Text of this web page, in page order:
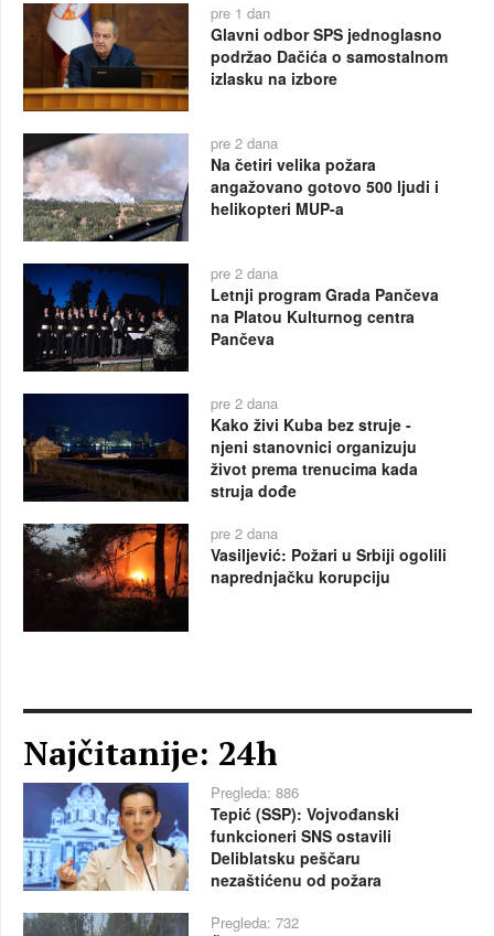
pre 1 dan
Glavni odbor SPS jednoglasno
podržao Dačića o samostalnom
izlasku na izbore
pre 2 dana
Na četiri velika požara
angažovano gotovo 500 ljudi i
helikopteri MUP-a
pre 2 dana
Letnji program Grada Pančeva
na Platou Kulturnog centra
Pančeva
pre 2 dana
Kako živi Kuba bez struje -
njeni stanovnici organizuju
život prema trenucima kada
struja dođe
pre 2 dana
Vasiljević: Požari u Srbiji ogolili
naprednjačku korupciju
Najčitanije: 24h
Pregleda: 886
Tepić (SSP): Vojvođanski
funkcioneri SNS ostavili
Deliblatsku peščaru
nezaštićenu od požara
Pregleda: 732